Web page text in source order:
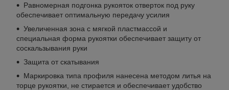
Равномерная подгонка рукояток отверток под руку
обеспечивает оптимальную передачу усилия
Увеличенная зона с мягкой пластмассой и
специальная форма рукоятки обеспечивает защиту от
соскальзывания руки
Защита от скатывания
Маркировка типа профиля нанесена методом литья на
торце рукоятки, не стирается и обеспечивает удобство